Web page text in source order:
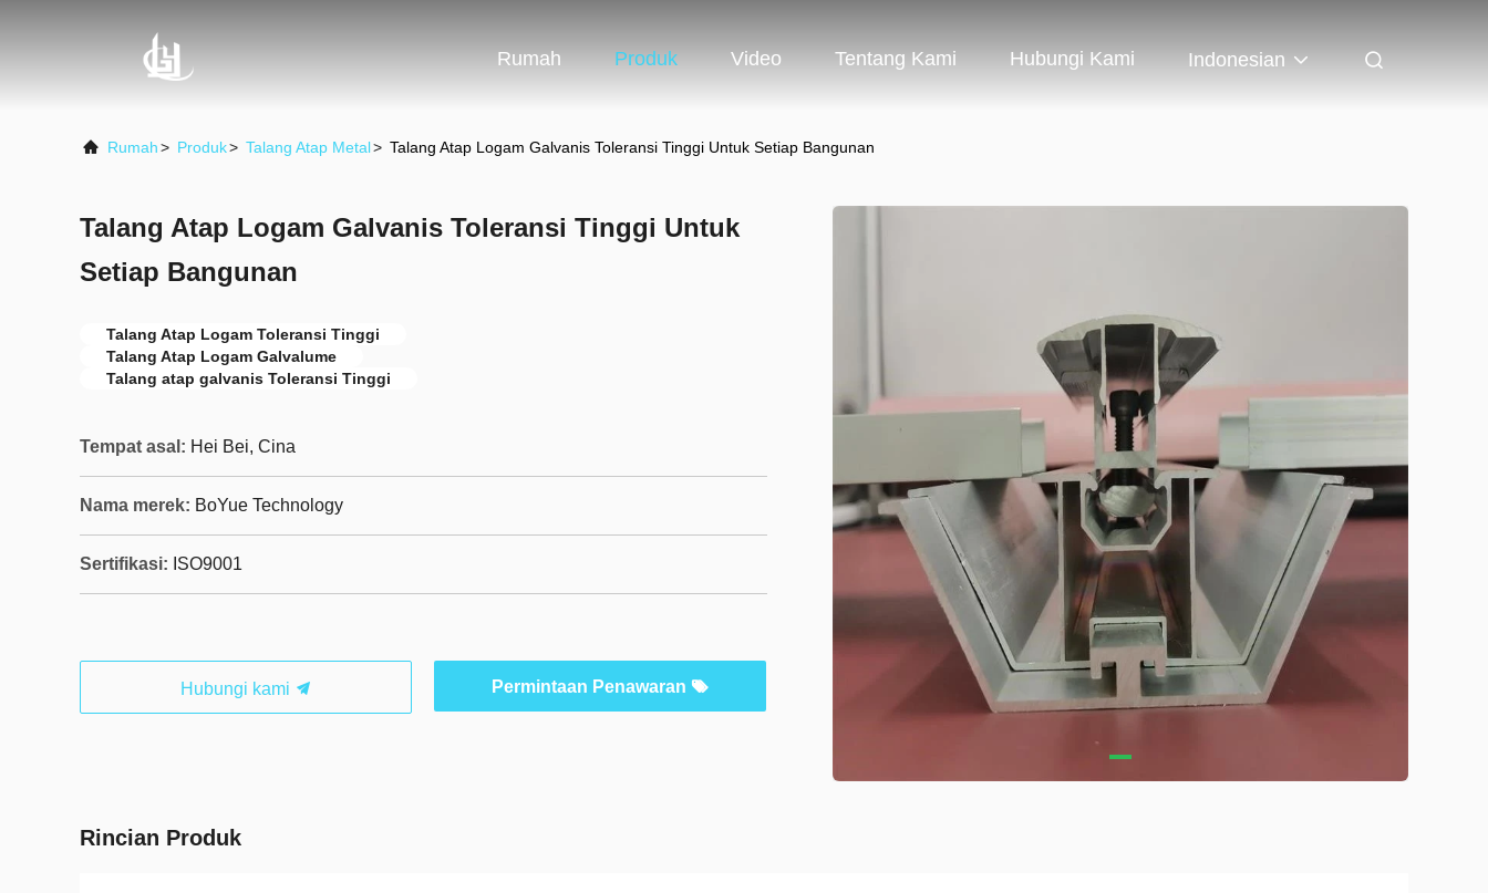
Rumah Produk Video Tentang Kami Hubungi Kami Indonesian
Rumah> Produk> Talang Atap Metal> Talang Atap Logam Galvanis Toleransi Tinggi Untuk Setiap Bangunan
Talang Atap Logam Galvanis Toleransi Tinggi Untuk
Setiap Bangunan
Talang Atap Logam Toleransi Tinggi
Talang Atap Logam Galvalume
Talang atap galvanis Toleransi Tinggi
Tempat asal: Hei Bei, Cina
Nama merek: BoYue Technology
Sertifikasi: ISO9001
Hubungi kami Permintaan Penawaran
Rincian Produk